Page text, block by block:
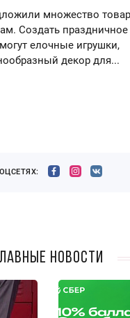
множество
Создать праздничное
елочные игрушки,
декор для...
новости